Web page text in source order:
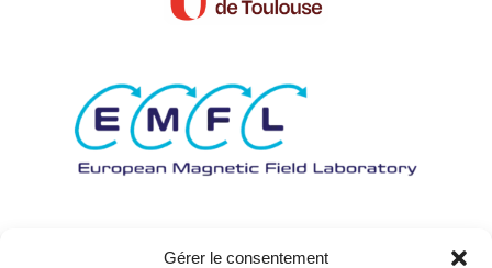
Gérer le consentement